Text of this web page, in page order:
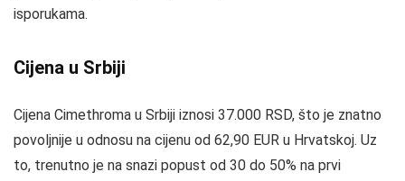
isporukama.
Cijena u Srbiji
Cijena Cimethroma u Srbiji iznosi 37.000 RSD, što je znatno
povoljnije u odnosu na cijenu od 62,90 EUR u Hrvatskoj. Uz
to, trenutno je na snazi popust od 30 do 50% na prvi